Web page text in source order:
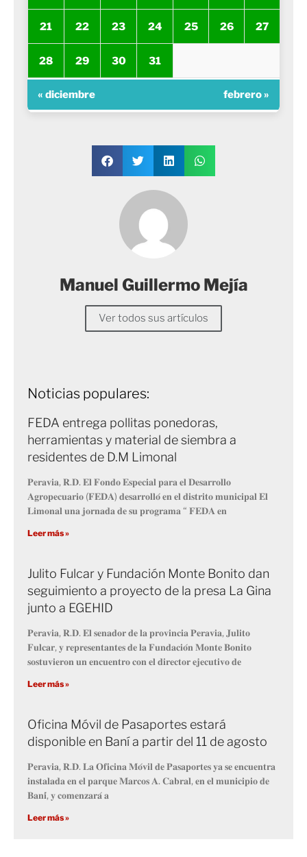
21 22 23 24 25 26 27
28 29 30 31
« diciembre febrero »
Manuel Guillermo Mejía
Ver todos sus artículos
Noticias populares:
FEDA entrega pollitas ponedoras,
herramientas y material de siembra a
residentes de D.M Limonal
𝐏𝐞𝐫𝐚𝐯𝐢𝐚, 𝐑.𝐃. 𝐄𝐥 𝐅𝐨𝐧𝐝𝐨 𝐄𝐬𝐩𝐞𝐜𝐢𝐚𝐥 𝐩𝐚𝐫𝐚 𝐞𝐥 𝐃𝐞𝐬𝐚𝐫𝐫𝐨𝐥𝐥𝐨
𝐀𝐠𝐫𝐨𝐩𝐞𝐜𝐮𝐚𝐫𝐢𝐨 (𝐅𝐄𝐃𝐀) 𝐝𝐞𝐬𝐚𝐫𝐫𝐨𝐥𝐥𝐨́ 𝐞𝐧 𝐞𝐥 𝐝𝐢𝐬𝐭𝐫𝐢𝐭𝐨 𝐦𝐮𝐧𝐢𝐜𝐢𝐩𝐚𝐥 𝐄𝐥
𝐋𝐢𝐦𝐨𝐧𝐚𝐥 𝐮𝐧𝐚 𝐣𝐨𝐫𝐧𝐚𝐝𝐚 𝐝𝐞 𝐬𝐮 𝐩𝐫𝐨𝐠𝐫𝐚𝐦𝐚 “ 𝐅𝐄𝐃𝐀 𝐞𝐧
Leer más »
Julito Fulcar y Fundación Monte Bonito dan
seguimiento a proyecto de la presa La Gina
junto a EGEHID
𝐏𝐞𝐫𝐚𝐯𝐢𝐚, 𝐑.𝐃. 𝐄𝐥 𝐬𝐞𝐧𝐚𝐝𝐨𝐫 𝐝𝐞 𝐥𝐚 𝐩𝐫𝐨𝐯𝐢𝐧𝐜𝐢𝐚 𝐏𝐞𝐫𝐚𝐯𝐢𝐚, 𝐉𝐮𝐥𝐢𝐭𝐨
𝐅𝐮𝐥𝐜𝐚𝐫, 𝐲 𝐫𝐞𝐩𝐫𝐞𝐬𝐞𝐧𝐭𝐚𝐧𝐭𝐞𝐬 𝐝𝐞 𝐥𝐚 𝐅𝐮𝐧𝐝𝐚𝐜𝐢𝐨́𝐧 𝐌𝐨𝐧𝐭𝐞 𝐁𝐨𝐧𝐢𝐭𝐨
𝐬𝐨𝐬𝐭𝐮𝐯𝐢𝐞𝐫𝐨𝐧 𝐮𝐧 𝐞𝐧𝐜𝐮𝐞𝐧𝐭𝐫𝐨 𝐜𝐨𝐧 𝐞𝐥 𝐝𝐢𝐫𝐞𝐜𝐭𝐨𝐫 𝐞𝐣𝐞𝐜𝐮𝐭𝐢𝐯𝐨 𝐝𝐞
Leer más »
Oficina Móvil de Pasaportes estará
disponible en Baní a partir del 11 de agosto
𝐏𝐞𝐫𝐚𝐯𝐢𝐚, 𝐑.𝐃. 𝐋𝐚 𝐎𝐟𝐢𝐜𝐢𝐧𝐚 𝐌𝐨́𝐯𝐢𝐥 𝐝𝐞 𝐏𝐚𝐬𝐚𝐩𝐨𝐫𝐭𝐞𝐬 𝐲𝐚 𝐬𝐞 𝐞𝐧𝐜𝐮𝐞𝐧𝐭𝐫𝐚
𝐢𝐧𝐬𝐭𝐚𝐥𝐚𝐝𝐚 𝐞𝐧 𝐞𝐥 𝐩𝐚𝐫𝐪𝐮𝐞 𝐌𝐚𝐫𝐜𝐨𝐬 𝐀. 𝐂𝐚𝐛𝐫𝐚𝐥, 𝐞𝐧 𝐞𝐥 𝐦𝐮𝐧𝐢𝐜𝐢𝐩𝐢𝐨 𝐝𝐞
𝐁𝐚𝐧𝐢́, 𝐲 𝐜𝐨𝐦𝐞𝐧𝐳𝐚𝐫𝐚́ 𝐚
Leer más »